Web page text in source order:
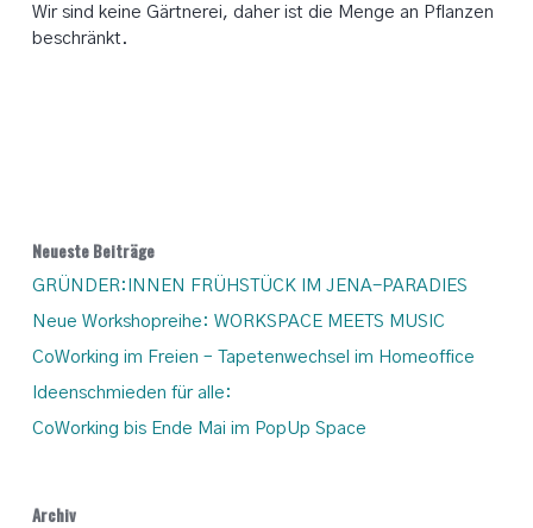
Wir sind keine Gärtnerei, daher ist die Menge an Pflanzen
beschränkt.
Neueste Beiträge
GRÜNDER:INNEN FRÜHSTÜCK IM JENA-PARADIES
Neue Workshopreihe: WORKSPACE MEETS MUSIC
CoWorking im Freien – Tapetenwechsel im Homeoffice
Ideenschmieden für alle:
CoWorking bis Ende Mai im PopUp Space
Archiv